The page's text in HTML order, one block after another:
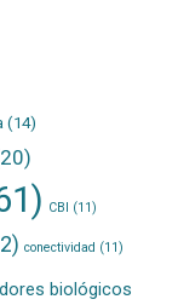
(14)
CBI (11)
conectividad (11)
biológicos